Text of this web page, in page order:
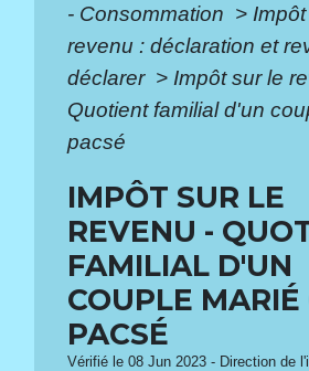
- Consommation >
revenu : déclaration et
déclarer > Impôt sur le
Quotient familial d'un
pacsé
IMPÔT SUR LE
REVENU -
FAMILIAL D'UN
COUPLE MARIÉ
PACSÉ
Vérifié le 08 Jun 2023 - Direction de